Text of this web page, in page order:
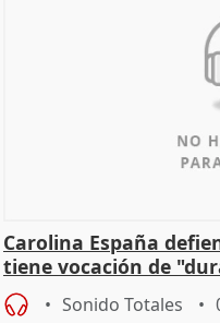
Carolina España
tiene vocación de
Sonido Totales